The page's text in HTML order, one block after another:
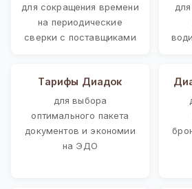
для сокращения времени
на периодические
сверки с поставщиками
Тарифы Диадок
для выбора
оптимального пакета
документов и экономии
на ЭДО